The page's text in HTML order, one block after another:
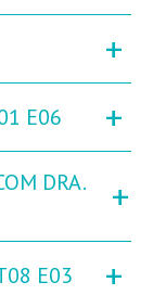
+
E06 +
DRA.
+
E03 +